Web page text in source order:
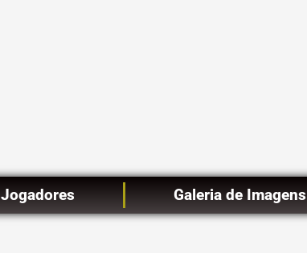
Jogadores Galeria de Imagens